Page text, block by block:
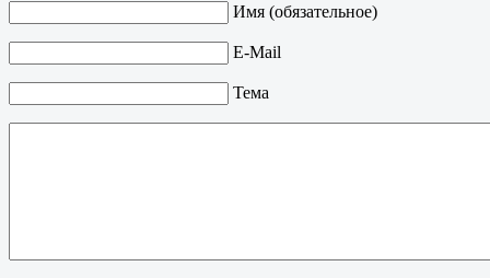
Имя (обязательное)
E-Mail
Тема